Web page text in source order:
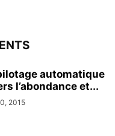
automatique
l’abondance et...
2015